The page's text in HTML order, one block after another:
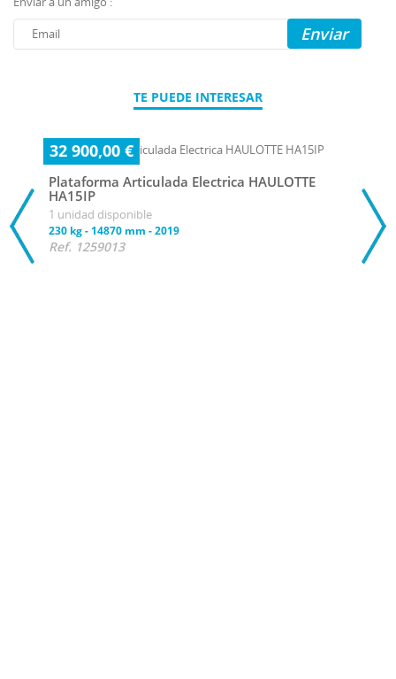
Enviar
TE PUEDE INTERESAR
32 900,00 €
Plataforma Articulada Electrica HAULOTTE
HA15IP
1 unidad disponible
230 kg- 14870 mm -2019
Ref. 1259013